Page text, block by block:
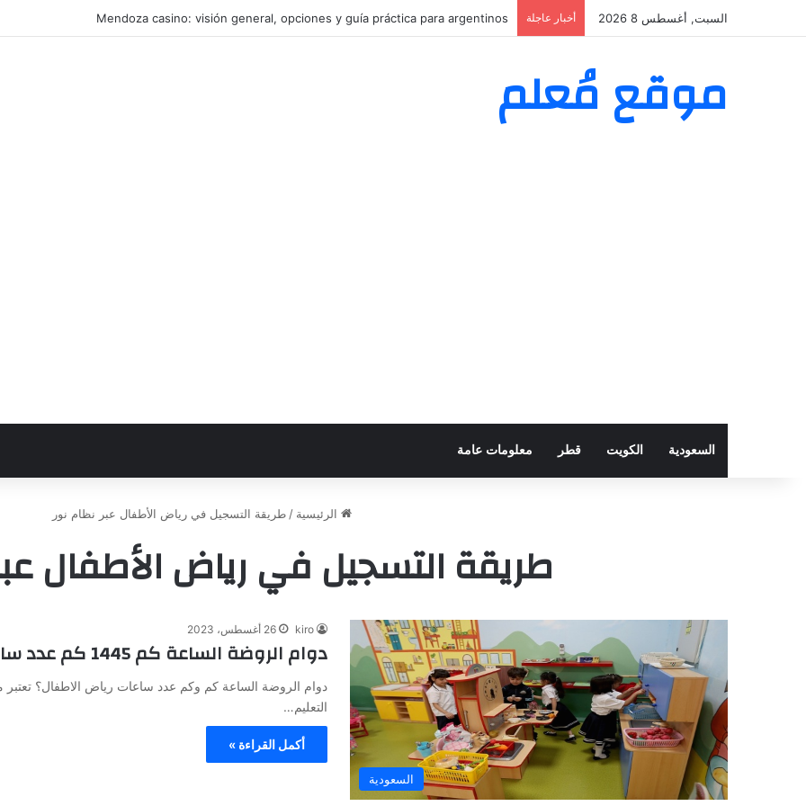
السبت, أغسطس 8 2026 أخبار عاجلة Mendoza casino: visión general, opciones y guía práctica para argentinos
موقع مُعلم
السعودية الكويت قطر معلومات عامة
الرئيسية / طريقة التسجيل في رياض الأطفال عبر نظام نور
طريقة التسجيل في رياض الأطفال
السعودية
kiro 26 أغسطس، 2023
دوام الروضة الساعة كم 1445 كم عدد ساعات رياض الاطفال؟
دوام الروضة الساعة كم وكم عدد ساعات رياض الاطفال؟
التعليم…
أكمل القراءة »